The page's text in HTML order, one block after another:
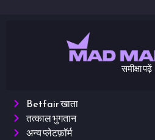
समीक्षा पढ़ें
Betfair खाता
तत्काल भुगतान
अन्य प्लेटफ़ॉर्म